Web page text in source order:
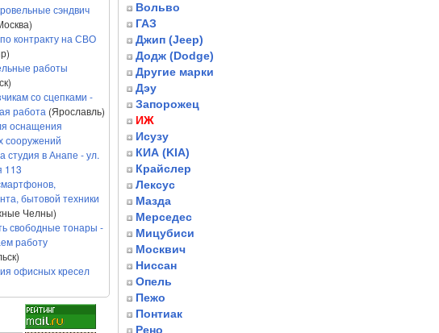
сэндвич
контракту на СВО
работы
со сцепками -
работа (Ярославль)
оснащения
сооружений
студия в Анапе - ул.
113
бытовой техники
Челны)
свободные тонары -
работу
офисных кресел
Вольво
ГАЗ
Джип (Jeep)
Додж (Dodge)
Другие марки
Дэу
Запорожец
ИЖ
Исузу
КИА (KIA)
Крайслер
Лексус
Мазда
Мерседес
Мицубиси
Москвич
Ниссан
Опель
Пежо
Понтиак
Рено